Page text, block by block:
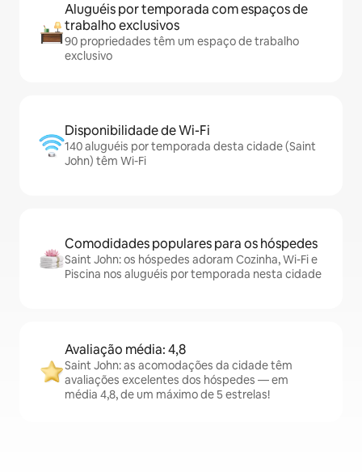
Aluguéis por temporada com espaços de
trabalho exclusivos
90 propriedades têm um espaço de trabalho
exclusivo
Disponibilidade de Wi-Fi
140 aluguéis por temporada desta cidade (Saint
John) têm Wi-Fi
Comodidades populares para os hóspedes
Saint John: os hóspedes adoram Cozinha, Wi-Fi e
Piscina nos aluguéis por temporada nesta cidade
Avaliação média: 4,8
Saint John: as acomodações da cidade têm
avaliações excelentes dos hóspedes — em
média 4,8, de um máximo de 5 estrelas!